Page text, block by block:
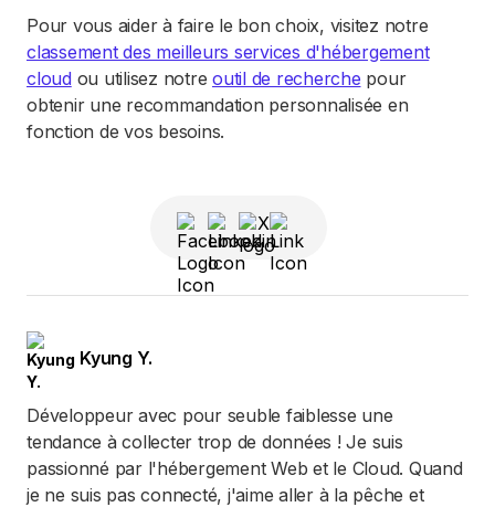
Pour vous aider à faire le bon choix, visitez notre
classement des meilleurs services d'hébergement
cloudou utilisez notre outil de recherche pour
obtenir une recommandation personnalisée en
fonction de vos besoins.
Kyung Y.
Développeur avec pour seuble faiblesse une
tendance à collecter trop de données ! Je suis
passionné par l'hébergement Web et le Cloud. Quand
je ne suis pas connecté, j'aime aller à la pêche et